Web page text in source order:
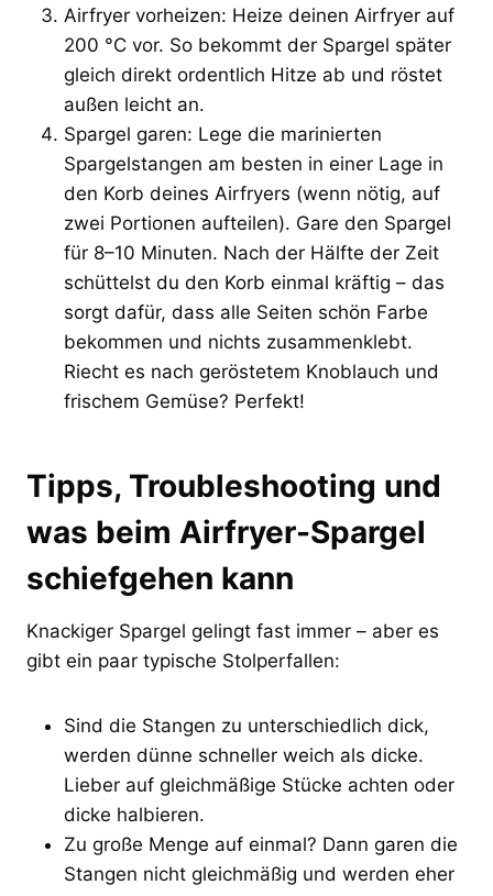
Airfryer vorheizen: Heize deinen Airfryer auf
200 °C vor. So bekommt der Spargel später
gleich direkt ordentlich Hitze ab und röstet
außen leicht an.
Spargel garen: Lege die marinierten
Spargelstangen am besten in einer Lage in
den Korb deines Airfryers (wenn nötig, auf
zwei Portionen aufteilen). Gare den Spargel
für 8–10 Minuten. Nach der Hälfte der Zeit
schüttelst du den Korb einmal kräftig – das
sorgt dafür, dass alle Seiten schön Farbe
bekommen und nichts zusammenklebt.
Riecht es nach geröstetem Knoblauch und
frischem Gemüse? Perfekt!
Tipps, Troubleshooting und
was beim Airfryer-Spargel
schiefgehen kann
Knackiger Spargel gelingt fast immer – aber es
gibt ein paar typische Stolperfallen:
Sind die Stangen zu unterschiedlich dick,
werden dünne schneller weich als dicke.
Lieber auf gleichmäßige Stücke achten oder
dicke halbieren.
Zu große Menge auf einmal? Dann garen die
Stangen nicht gleichmäßig und werden eher